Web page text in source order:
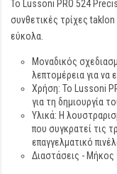
Το Lussoni PRO 524
συνθετικές τρίχες
εύκολα.
Μοναδικός
λεπτομέρεια για να
Χρήση: Το Lussoni
για τη δημιουργία
Υλικά: Η
που συγκρατεί τις
επαγγελματικό
Διαστάσεις - Μήκος